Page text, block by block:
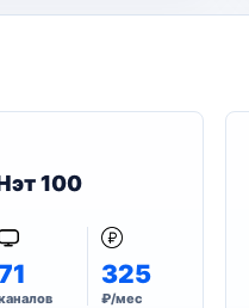
100
325
₽/мес